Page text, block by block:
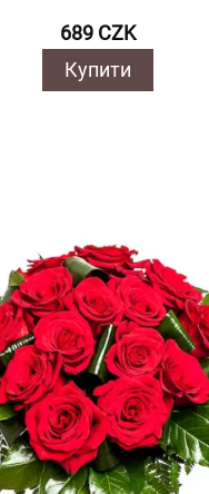
689 CZK
Купити